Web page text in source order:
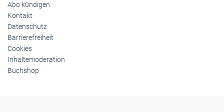
Abo kündigen
Kontakt
Datenschutz
Barrierefreiheit
Cookies
Inhaltemoderation
Buchshop